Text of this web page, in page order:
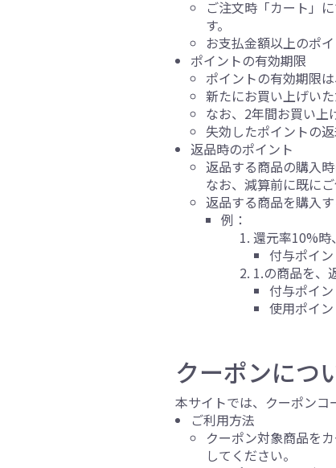
ご注文時「カート」
す。
お支払金額以上のポ
ポイントの有効期限
ポイントの有効期限
新たにお買い上げい
なお、2年間お買い上
失効したポイントの
返品時のポイント
返品する商品の購入
なお、減算前に既に
返品する商品を購入
例：
還元率10%
付与ポイ
1.の商品を、
付与ポイ
使用ポイ
クーポンにつ
本サイトでは、クーポンコ
ご利用方法
クーポン対象商品を
してください。